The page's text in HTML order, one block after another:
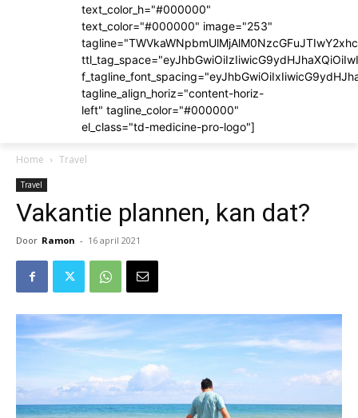
text_color_h="#000000"
text_color="#000000" image="253"
tagline_align_horiz="content-horiz-
left" tagline_color="#000000"
el_class="td-medicine-pro-logo"]
Home Travel
Travel
Vakantie plannen, kan dat?
Door Ramon - 16 april 2021